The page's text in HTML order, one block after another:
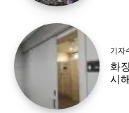
기자
화
시